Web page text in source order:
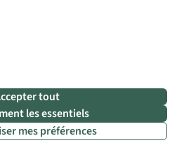
exotique n’est pas sans risque.
contre certaines
tout
les essentiels
mes préférences